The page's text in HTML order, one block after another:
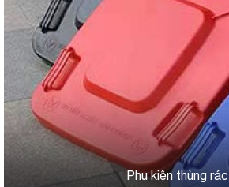
Phụ kiện thùng rác